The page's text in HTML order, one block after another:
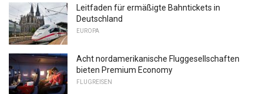
Leitfaden für ermäßigte Bahntickets in
Deutschland
EUROPA
Acht nordamerikanische Fluggesellschaften
bieten Premium Economy
FLUGREISEN